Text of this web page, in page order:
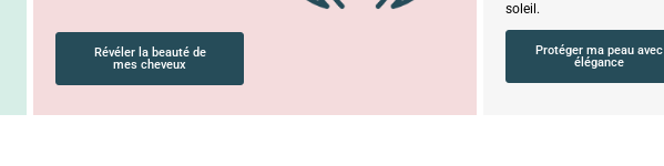
Révéler la beauté de
mes cheveux
soleil.
Protéger ma peau avec
élégance